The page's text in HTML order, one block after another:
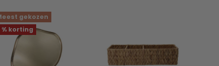
gekozen
% korting